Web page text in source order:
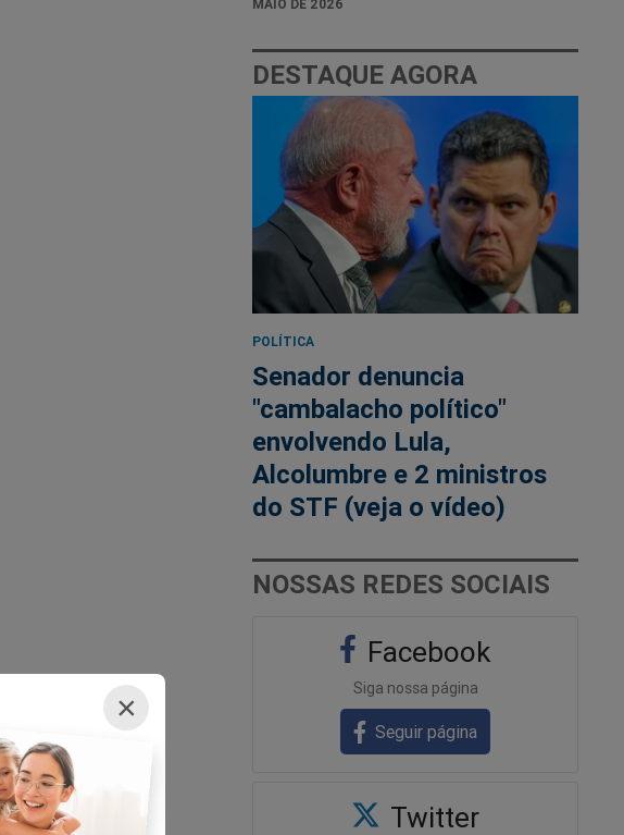
×
MAIO DE 2026
DESTAQUE AGORA
POLÍTICA
Senador denuncia
"cambalacho político"
envolvendo Lula,
Alcolumbre e 2 ministros
do STF (veja o vídeo)
NOSSAS REDES SOCIAIS
Facebook
Siga nossa página
Seguir página
Twitter